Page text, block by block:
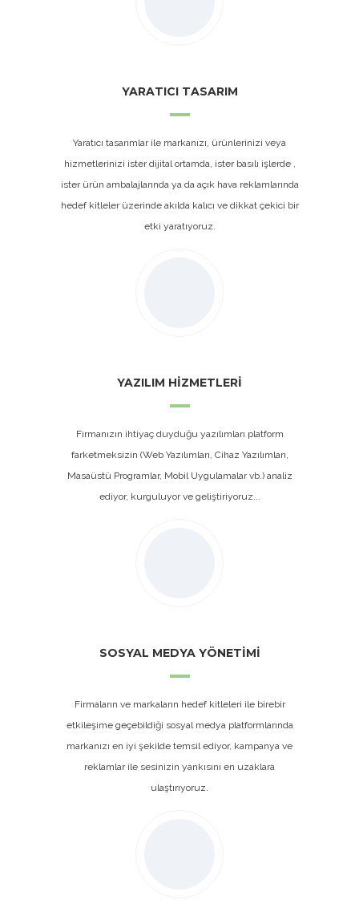
YARATICI TASARIM
Yaratıcı tasarımlar ile markanızı, ürünlerinizi veya
hizmetlerinizi ister dijital ortamda, ister basılı işlerde ,
ister ürün ambalajlarında ya da açık hava reklamlarında
hedef kitleler üzerinde akılda kalıcı ve dikkat çekici bir
etki yaratıyoruz.
YAZILIM HİZMETLERİ
Firmanızın ihtiyaç duyduğu yazılımları platform
farketmeksizin (Web Yazılımları, Cihaz Yazılımları,
Masaüstü Programlar, Mobil Uygulamalar vb.) analiz
ediyor, kurguluyor ve geliştiriyoruz...
SOSYAL MEDYA YÖNETİMİ
Firmaların ve markaların hedef kitleleri ile birebir
etkileşime geçebildiği sosyal medya platformlarında
markanızı en iyi şekilde temsil ediyor, kampanya ve
reklamlar ile sesinizin yankısını en uzaklara
ulaştırıyoruz.